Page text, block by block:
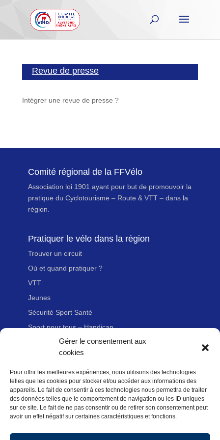
Gérer le consentement aux
cookies
Pour offrir les meilleures expériences, nous utilisons des technologies
telles que les cookies pour stocker et/ou accéder aux informations des
appareils. Le fait de consentir à ces technologies nous permettra de traiter
des données telles que le comportement de navigation ou les ID uniques
sur ce site. Le fait de ne pas consentir ou de retirer son consentement peut
avoir un effet négatif sur certaines caractéristiques et fonctions.
Revue de presse
Intégrer une revue de presse ?
Comité régional de la FFVélo
Association loi 1901 ayant pour but de promouvoir la
pratique du Cyclotourisme – Route & VTT – dans la
région.
Pratiquer le vélo dans la région
Trouver un circuit
Où et quand pratiquer ?
VTT
Jeunes
Sécurité Sport Santé
Sport pour tous – Handicap
Adhérer à la FFvélo
Nous contacter
Newsletter
Mentions légales
Politique des données personnelles